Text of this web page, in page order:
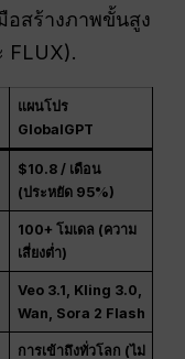
อสร้างภาพขั้นสูง
FLUX).
แผนโปร
GlobalGPT
$10.8 / เดือน
(ประหยัด 95%)
100+ โมเดล (ความ
เสี่ยงต่ำ)
Veo 3.1, Kling 3.0,
Wan, Sora 2 Flash
การเข้าถึงทั่วโลก (ไม่